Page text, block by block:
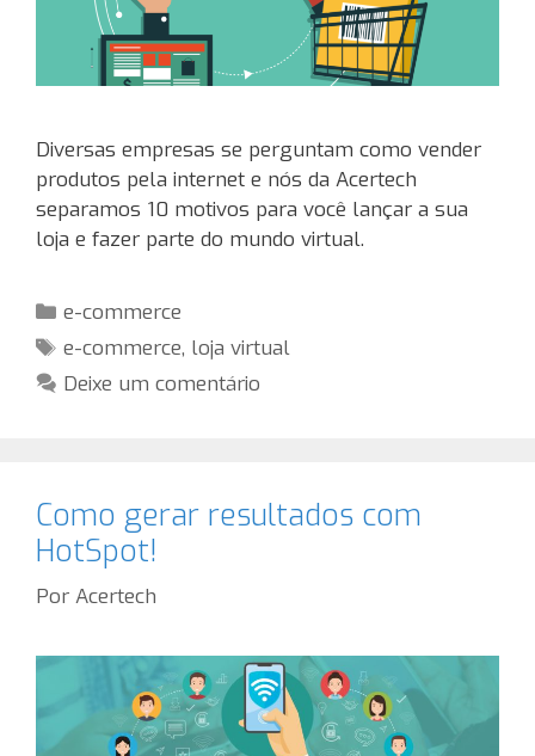
Diversas empresas se perguntam como vender
produtos pela internet e nós da Acertech
separamos 10 motivos para você lançar a sua
loja e fazer parte do mundo virtual.
Categorias
e-commerce
Tags
e-commerce, loja virtual
Deixe um comentário
Como gerar resultados com
HotSpot!
Por Acertech